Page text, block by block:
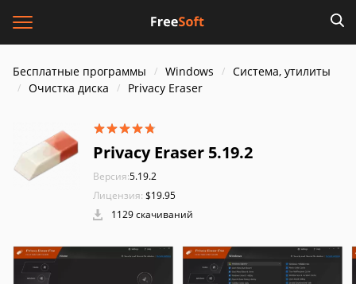
Бесплатные программы Windows
Система, утилиты
Очистка диска
Privacy Eraser
Privacy Eraser 5.19.2
Версия:5.19.2
Лицензия: $19.95
1129 скачиваний